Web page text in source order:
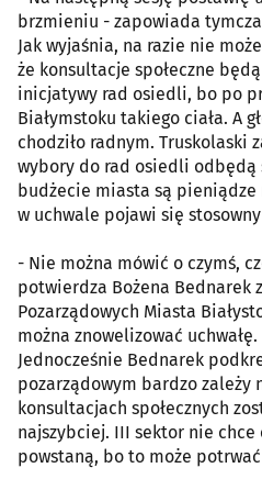
brzmieniu - zapowiada
Jak wyjaśnia, na razie nie
że konsultacje społeczne
inicjatywy rad osiedli, bo po
Białymstoku takiego ciała. A
chodziło radnym. Truskolaski
wybory do rad osiedli odbędą
budżecie miasta są
w uchwale pojawi się
- Nie można mówić o czymś,
potwierdza Bożena Bednarek
Pozarządowych Miasta
można znowelizować uchwałę.
Jednocześnie Bednarek
pozarządowym bardzo zależy
konsultacjach społecznych
najszybciej. III sektor nie chce
powstaną, bo to może